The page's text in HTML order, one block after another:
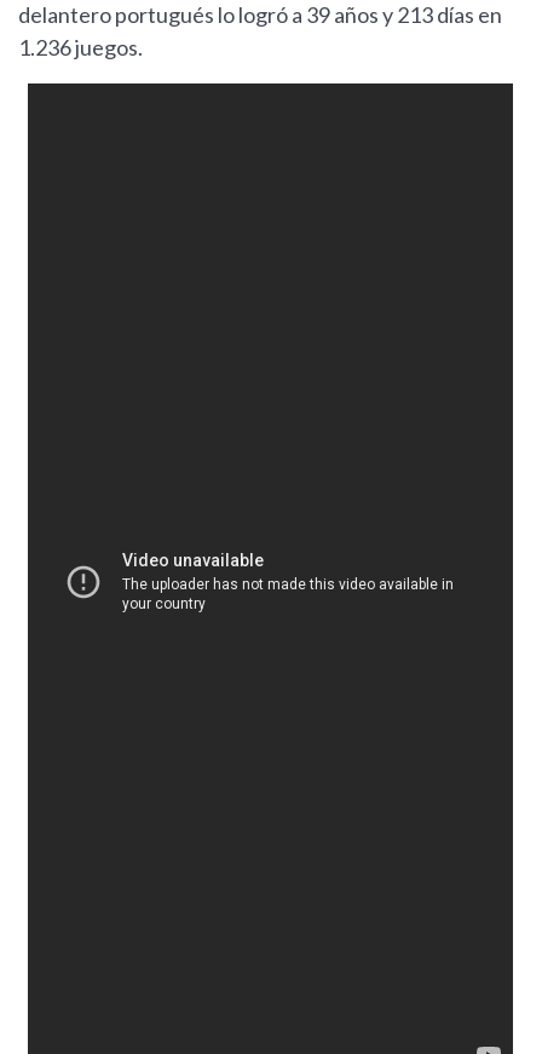
delantero portugués lo logró a 39 años y 213 días en
1.236 juegos.